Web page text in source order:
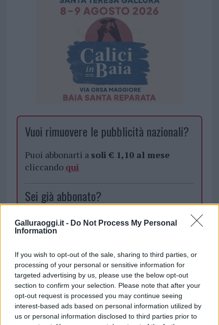
Galluraoggi.it - Do Not Process My Personal
Information
If you wish to opt-out of the sale, sharing to third parties, or
processing of your personal or sensitive information for
targeted advertising by us, please use the below opt-out
section to confirm your selection. Please note that after your
opt-out request is processed you may continue seeing
interest-based ads based on personal information utilized by
us or personal information disclosed to third parties prior to
Vuoi rimuovere le pubblicità nazionali?
Puoi abbonarti a soli € 1,10 al mese
cliccando qui
Sei già abbonato?
Puoi effettuare l'accesso andando nella
sezione
TEMI: Carabinieri Olbia Dispersi Olbia
Inviaci le tue segnalazioni,
i tuoi video e le tue foto